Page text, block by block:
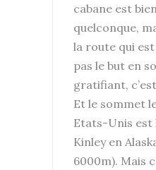
cabane est
quelconque,
la route qui
pas le but en
gratifiant,
Et le sommet
Etats-Unis est
Kinley en
6000m). Mais